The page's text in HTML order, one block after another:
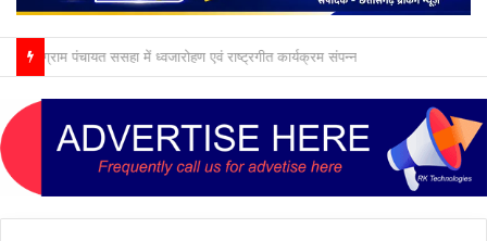
ग्राम पंचायत ससहा में ध्वजारोहण एवं राष्ट्रगीत कार्यक्रम संपन्न